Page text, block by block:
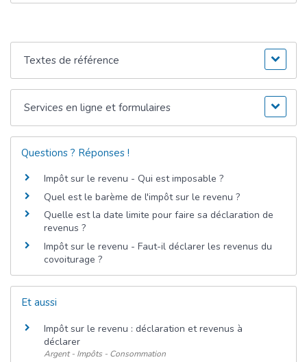
Textes de référence
Services en ligne et formulaires
Questions ? Réponses !
Impôt sur le revenu - Qui est imposable ?
Quel est le barème de l'impôt sur le revenu ?
Quelle est la date limite pour faire sa déclaration de
revenus ?
Impôt sur le revenu - Faut-il déclarer les revenus du
covoiturage ?
Et aussi
Impôt sur le revenu : déclaration et revenus à
déclarer
Argent - Impôts - Consommation